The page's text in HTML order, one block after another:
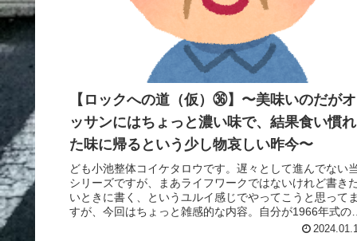
【ロックへの道（仮）㊱】〜美味いのだがオ
ッサンにはちょっと濃い味で、結果食い慣れ
た味に帰るという少し物哀しい昨今〜
ども小池整体コイケタロウです。遅々として進んでない
シリーズですが、まあライフワークではないけれど書き
いときに書く、というユルイ感じでやってこうと思って
すが、今回はちょっと雑感的な内容。自分が1966年式の